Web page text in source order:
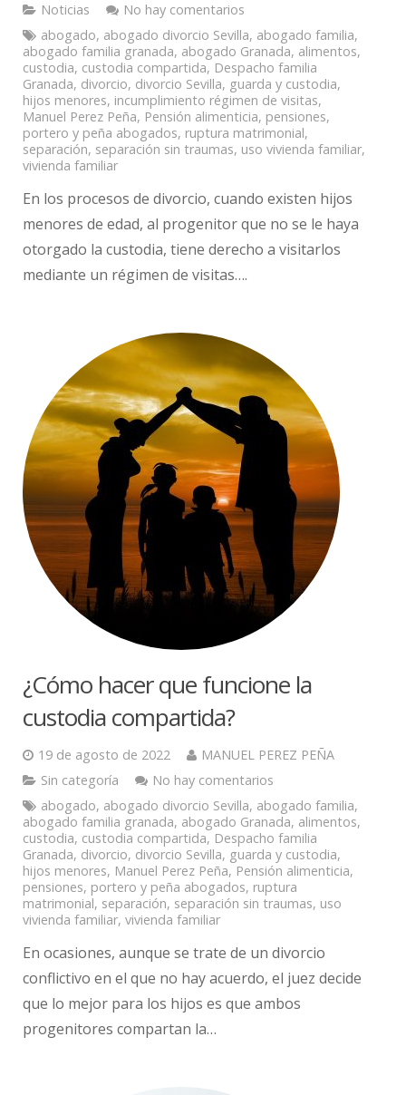
Noticias
No hay comentarios
abogado, abogado divorcio Sevilla, abogado familia,
abogado familia granada, abogado Granada, alimentos,
custodia, custodia compartida, Despacho familia
Granada, divorcio, divorcio Sevilla, guarda y custodia,
hijos menores, incumplimiento régimen de visitas,
Manuel Perez Peña, Pensión alimenticia, pensiones,
portero y peña abogados, ruptura matrimonial,
separación, separación sin traumas, uso vivienda familiar,
vivienda familiar
En los procesos de divorcio, cuando existen hijos
menores de edad, al progenitor que no se le haya
otorgado la custodia, tiene derecho a visitarlos
mediante un régimen de visitas….
¿Cómo hacer que funcione la
custodia compartida?
19 de agosto de 2022
MANUEL PEREZ PEÑA
Sin categoría
No hay comentarios
abogado, abogado divorcio Sevilla, abogado familia,
abogado familia granada, abogado Granada, alimentos,
custodia, custodia compartida, Despacho familia
Granada, divorcio, divorcio Sevilla, guarda y custodia,
hijos menores, Manuel Perez Peña, Pensión alimenticia,
pensiones, portero y peña abogados, ruptura
matrimonial, separación, separación sin traumas, uso
vivienda familiar, vivienda familiar
En ocasiones, aunque se trate de un divorcio
conflictivo en el que no hay acuerdo, el juez decide
que lo mejor para los hijos es que ambos
progenitores compartan la…